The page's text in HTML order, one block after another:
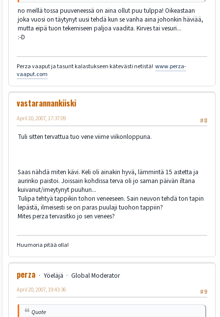
no meillä tossa puuveneessä on aina ollut puu tulppa! Oikeastaan
joka vuosi on täytynyt uusi tehdä kun se vanha aina johonkin häviää,
mutta eipä tuon tekemiseen paljoa vaadita. Kirves tai vesuri...
:-D
Perza vaaput ja tasurit kalastukseen kätevästi netistä! www.perza-
vaaput.com
vastarannankiiski
#8
April 20, 2007, 17:37:09
Tuli sitten tervattua tuo vene viime viikonloppuna.
Saas nähdä miten kävi. Keli oli ainakin hyvä, lämmintä 15 astetta ja
aurinko paistoi. Joissain kohdissa terva oli jo saman päivän iltana
kuivanut/imeytynyt puuhun...
Tulipa tehtyä tappikin tohon veneeseen. Sain neuvon tehdä ton tapin
lepästä, ilmeisesti se on paras puulaji tuohon tappiin?
Mites perza tervasitko jo sen venees?
Huumoria pitää olla!
perza Yöeläjä
Global Moderator
#9
April 20, 2007, 19:43:36
Quote